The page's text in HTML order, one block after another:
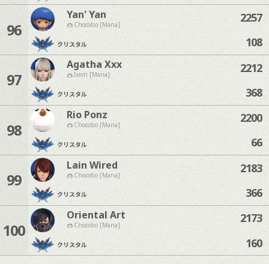
96
Yan' Yan
Chocobo [Mana]
クリスタル
2257
108
97
Agatha Xxx
Ixion [Mana]
クリスタル
2212
368
98
Rio Ponz
Chocobo [Mana]
クリスタル
2200
66
99
Lain Wired
Chocobo [Mana]
クリスタル
2183
366
100
Oriental Art
Chocobo [Mana]
クリスタル
2173
160